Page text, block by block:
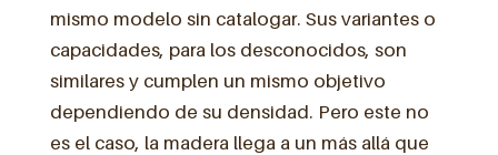
mismo modelo sin catalogar. Sus variantes o
capacidades, para los desconocidos, son
similares y cumplen un mismo objetivo
dependiendo de su densidad. Pero este no
es el caso, la madera llega a un más allá que